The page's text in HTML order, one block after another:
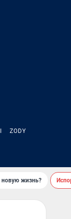
ZODY
новую жизнь?